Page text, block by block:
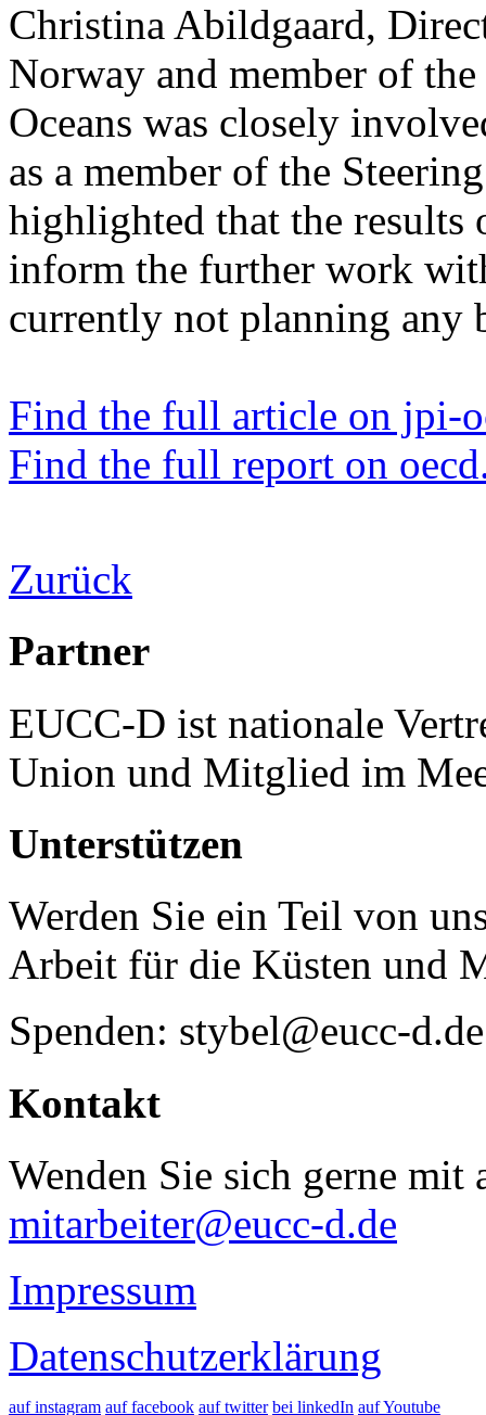
Christina Abildgaard,
Norway and member of
Oceans was closely
as a member of the
highlighted that the results
inform the further work
currently not planning any
Find the full article on jpi-
Find the full report on
Zurück
Partner
EUCC-D ist nationale
Union und Mitglied im
Unterstützen
Werden Sie ein Teil von
Arbeit für die Küsten und
Spenden: stybel@eucc-d.de
Kontakt
Wenden Sie sich gerne mit
mitarbeiter@eucc-d.de
Impressum
Datenschutzerklärung
auf instagram auf facebook auf twitter bei linkedIn auf Youtube